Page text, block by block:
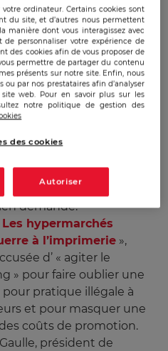
22/12/2023
publicité de Leclerc «
», dans laquelle
définitive des
en boîte aux lettres,
»pour éviter de
demandé.
Les hypermarchés
à l’imprimerie »,
d’ « agiter le
» pour faire oublier une
pratique illégale à
et pour masquer une
coûts de promotion.
président de
ordinateur. Certains cookies sont
du site, et d’autres nous permettent
manière dont vous interagissez avec
personnaliser votre expérience de
des cookies afin de vous proposer de
permettre de partager du contenu
présents sur notre site. Enfin, nous
ou par nos prestataires afin d’analyser
web. Pour en savoir plus sur les
notre politique de gestion des
des cookies
Autoriser